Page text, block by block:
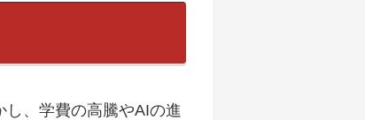
、学費の高騰やAIの進